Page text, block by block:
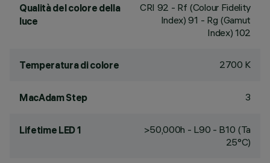
Qualità del colore della
luce
CRI 92 - Rf (Colour Fidelity
Index) 91 - Rg (Gamut
Index) 102
Temperatura di colore 2700 K
MacAdam Step 3
Lifetime LED 1
>50,000h - L90 - B10 (Ta
25°C)